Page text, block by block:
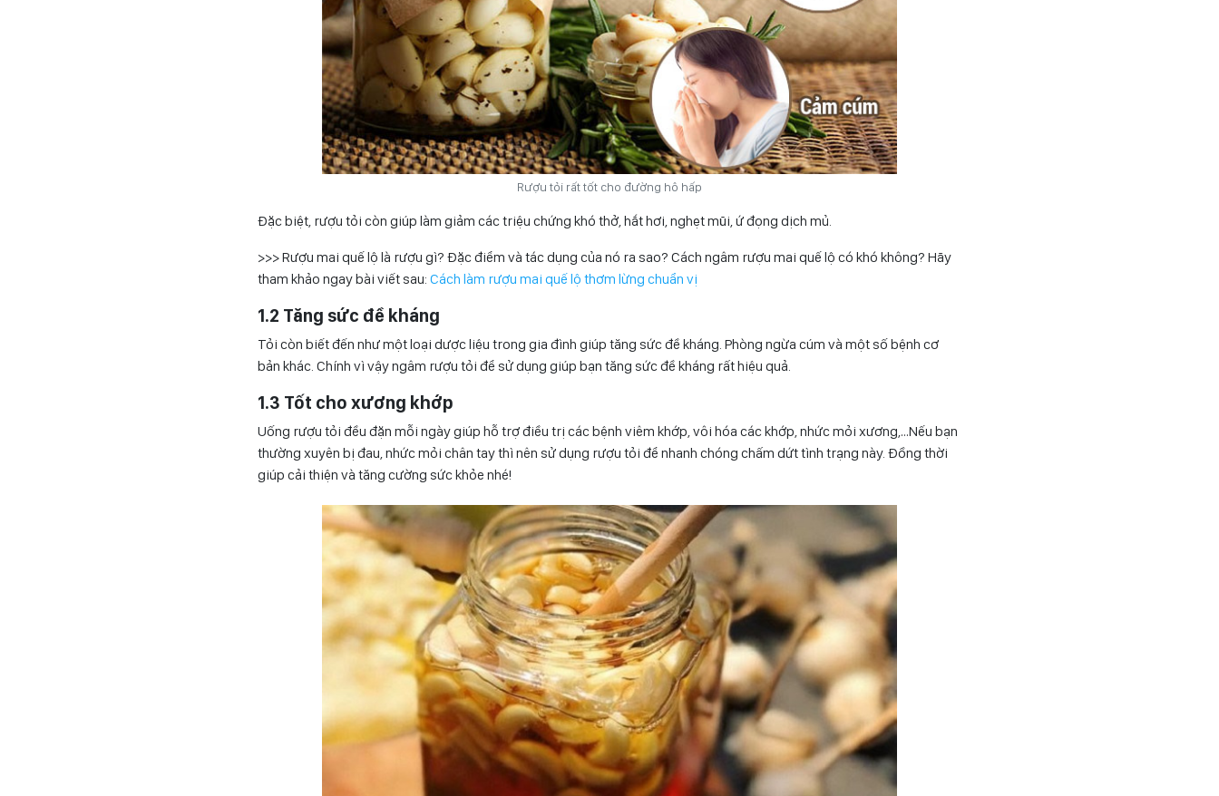
Rượu tỏi rất tốt cho đường hô hấp
Đặc biệt, rượu tỏi còn giúp làm giảm các triệu chứng khó thở, hắt hơi, nghẹt mũi, ứ đọng dịch mủ.
>>> Rượu mai quế lộ là rượu gì? Đặc điểm và tác dụng của nó ra sao? Cách ngâm rượu mai quế lộ có khó không? Hãy
tham khảo ngay bài viết sau: Cách làm rượu mai quế lộ thơm lừng chuẩn vị
1.2 Tăng sức đề kháng
Tỏi còn biết đến như một loại dược liệu trong gia đình giúp tăng sức đề kháng. Phòng ngừa cúm và một số bệnh cơ
bản khác. Chính vì vậy ngâm rượu tỏi để sử dụng giúp bạn tăng sức đề kháng rất hiệu quả.
1.3 Tốt cho xương khớp
Uống rượu tỏi đều đặn mỗi ngày giúp hỗ trợ điều trị các bệnh viêm khớp, vôi hóa các khớp, nhức mỏi xương,…Nếu bạn
thường xuyên bị đau, nhức mỏi chân tay thì nên sử dụng rượu tỏi để nhanh chóng chấm dứt tình trạng này. Đồng thời
giúp cải thiện và tăng cường sức khỏe nhé!